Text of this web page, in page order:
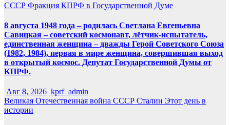
СССР Фракция КПРФ в Государственной Думе
8 августа 1948 года – родилась Светлана Евгеньевна
Савицкая – советский космонавт, лётчик-испытатель,
единственная женщина – дважды Герой Советского Союза
(1982, 1984), первая в мире женщина, совершившая выход
в открытый космос. Депутат Государственной Думы от
КПРФ.
Авг 8, 2026 kprf_admin
Великая Отечественная война СССР Сталин Этот день в
истории